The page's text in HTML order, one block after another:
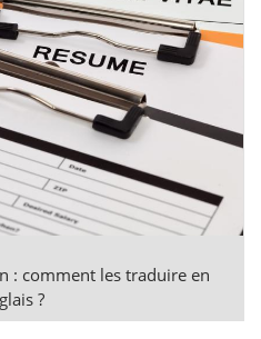
: comment les traduire en
?